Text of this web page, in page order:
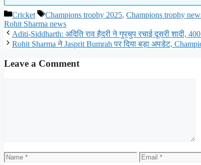
Categories
Cricket Tags
Champions trophy 2025, Champions trophy
Rohit Sharma news
Aditi-Siddharth: अदिति राव हैदरी ने गुपचुप रचाई दूसरी शादी,
Rohit Sharma ने Jasprit Bumrah पर दिया बड़ा अपडेट,
Leave a Comment
Name Email